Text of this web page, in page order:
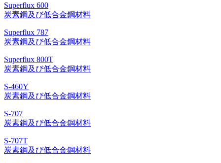
Superflux 600
炭素鋼及び低合金鋼材料
Superflux 787
炭素鋼及び低合金鋼材料
Superflux 800T
炭素鋼及び低合金鋼材料
S-460Y
炭素鋼及び低合金鋼材料
S-707
炭素鋼及び低合金鋼材料
S-707T
炭素鋼及び低合金鋼材料